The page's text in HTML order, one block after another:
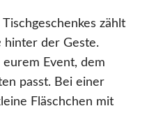
zählt
hinter der Geste.
Event, dem
passt. Bei einer
Fläschchen mit